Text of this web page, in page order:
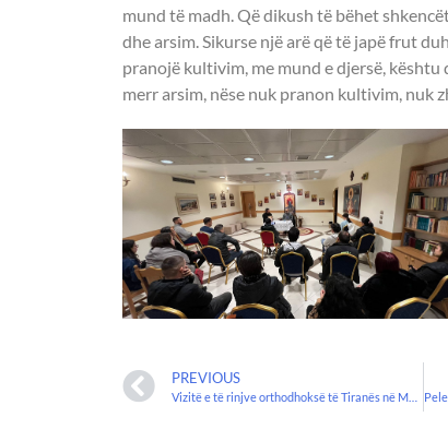
mund të madh. Që dikush të bëhet
dhe arsim. Sikurse një arë që të japë frut
pranojë kultivim, me mund e djersë,
merr arsim, nëse nuk pranon kultivim, nuk
PREVIOUS